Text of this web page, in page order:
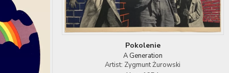
Pokolenie
A Generation
Artist: Zygmunt Żurowski